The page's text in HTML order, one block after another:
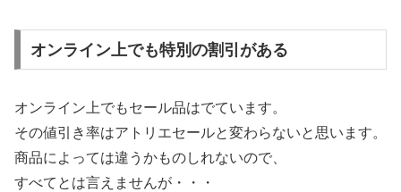
オンライン上でも特別の割引がある
オンライン上でもセール品はでています。
その値引き率はアトリエセールと変わらないと思います。
商品によっては違うかものしれないので、
すべてとは言えませんが・・・